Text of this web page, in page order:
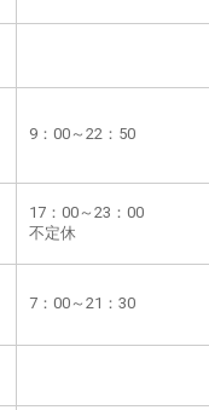
9：00～22：50
17：00～23：00
不定休
7：00～21：30